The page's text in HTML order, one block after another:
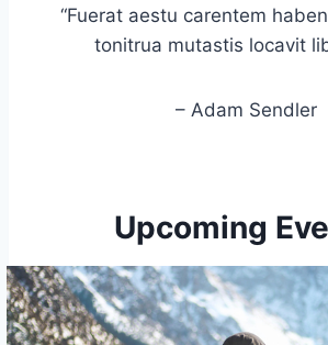
“Fuerat aestu carentem
tonitrua mutastis locavit
– Adam Sendler
Upcoming